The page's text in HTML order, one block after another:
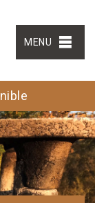
MENU